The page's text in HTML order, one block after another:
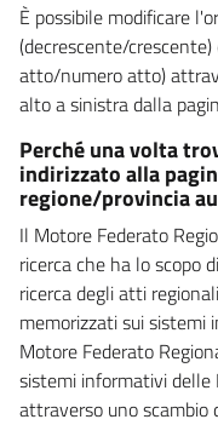
È possibile modificare
(decrescente/
atto/numero atto)
alto a sinistra dalla
Perché una volta
indirizzato alla
regione/provincia
Il Motore Federato
ricerca che ha lo scopo
ricerca degli atti
memorizzati sui sistemi
Motore Federato
sistemi informativi delle
attraverso uno scambio